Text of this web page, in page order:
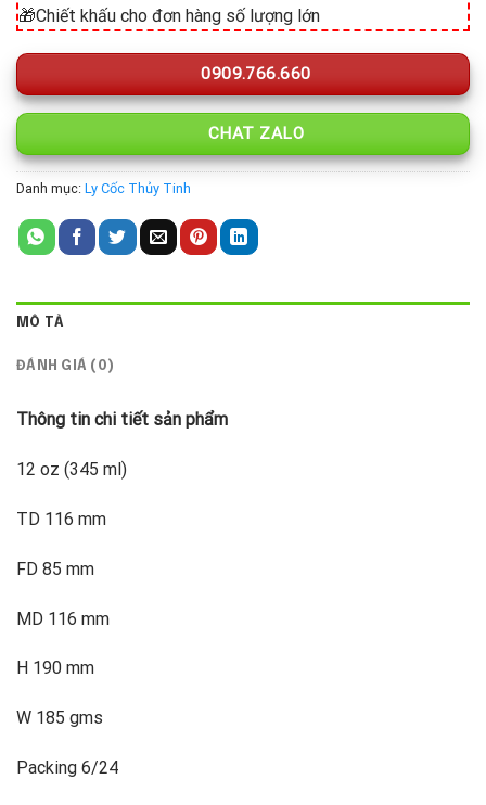
🎁Chiết khấu cho đơn hàng số lượng lớn
0909.766.660
CHAT ZALO
Danh mục: Ly Cốc Thủy Tinh
MÔ TẢ
ĐÁNH GIÁ (0)
Thông tin chi tiết sản phẩm
12 oz (345 ml)
TD 116 mm
FD 85 mm
MD 116 mm
H 190 mm
W 185 gms
Packing 6/24